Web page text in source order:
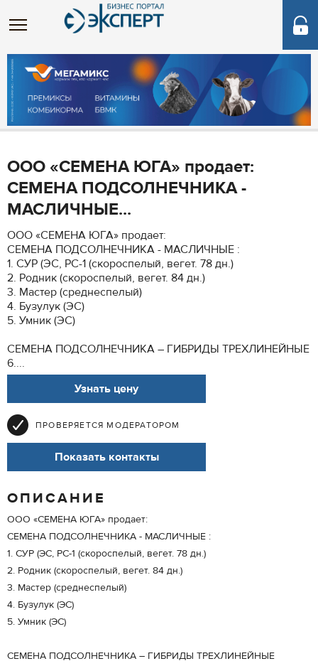
ООО «СЕМЕНА ЮГА» продает:
СЕМЕНА ПОДСОЛНЕЧНИКА -
МАСЛИЧНЫЕ...
ООО «СЕМЕНА ЮГА» продает:
СЕМЕНА ПОДСОЛНЕЧНИКА - МАСЛИЧНЫЕ :
1. СУР (ЭС, РС-1 (скороспелый, вегет. 78 дн.)
2. Родник (скороспелый, вегет. 84 дн.)
3. Мастер (среднеспелый)
4. Бузулук (ЭС)
5. Умник (ЭС)
СЕМЕНА ПОДСОЛНЕЧНИКА – ГИБРИДЫ ТРЕХЛИНЕЙНЫЕ
6....
Узнать цену
ПРОВЕРЯЕТСЯ МОДЕРАТОРОМ
Показать контакты
ОПИСАНИЕ
ООО «СЕМЕНА ЮГА» продает:
СЕМЕНА ПОДСОЛНЕЧНИКА - МАСЛИЧНЫЕ :
1. СУР (ЭС, РС-1 (скороспелый, вегет. 78 дн.)
2. Родник (скороспелый, вегет. 84 дн.)
3. Мастер (среднеспелый)
4. Бузулук (ЭС)
5. Умник (ЭС)
СЕМЕНА ПОДСОЛНЕЧНИКА – ГИБРИДЫ ТРЕХЛИНЕЙНЫЕ